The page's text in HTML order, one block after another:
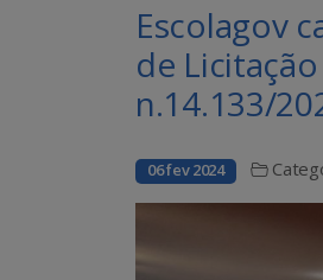
Escolagov
de
n.14.133/
06 fev 2024